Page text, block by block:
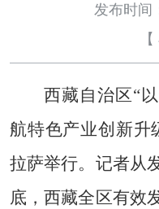
发布时间
【
西藏自治区“
航特色产业创新升
拉萨举行。记者从
底，西藏全区有效